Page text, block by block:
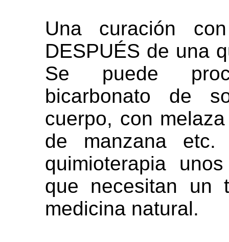
Una curación
DESPUÉS de una
Se puede
bicarbonato de
cuerpo, con
de manzana
quimioterapia
que necesitan un
medicina natural.